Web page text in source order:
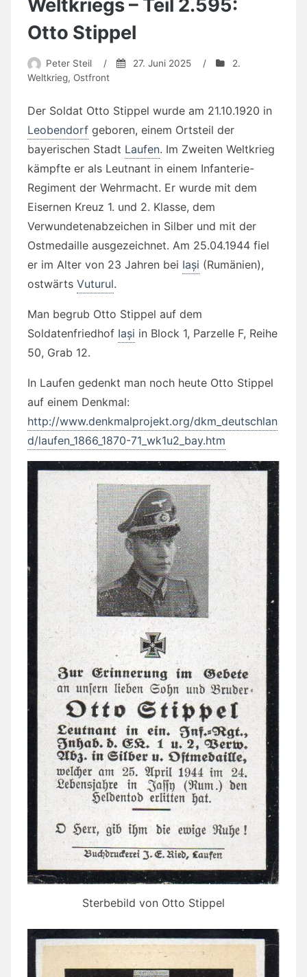
Weltkriegs – Teil 2.595:
Otto Stippel
Peter Steil / 27. Juni 2025 /
2.
Weltkrieg, Ostfront
Der Soldat Otto Stippel wurde am 21.10.1920 in
Leobendorf geboren, einem Ortsteil der
bayerischen Stadt Laufen. Im Zweiten Weltkrieg
kämpfte er als Leutnant in einem Infanterie-
Regiment der Wehrmacht. Er wurde mit dem
Eisernen Kreuz 1. und 2. Klasse, dem
Verwundetenabzeichen in Silber und mit der
Ostmedaille ausgezeichnet. Am 25.04.1944 fiel
er im Alter von 23 Jahren bei Iași (Rumänien),
ostwärts Vuturul.
Man begrub Otto Stippel auf dem
Soldatenfriedhof Iași in Block 1, Parzelle F, Reihe
50, Grab 12.
In Laufen gedenkt man noch heute Otto Stippel
auf einem Denkmal:
http://www.denkmalprojekt.org/dkm_deutschlan
d/laufen_1866_1870-71_wk1u2_bay.htm
Sterbebild von Otto Stippel